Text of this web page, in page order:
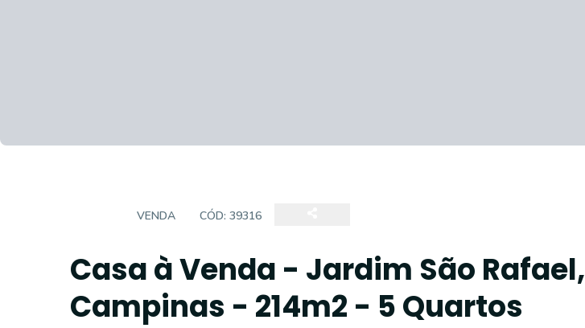
VENDA CÓD: 39316
Casa à Venda - Jardim São Rafael,
Campinas - 214m2 - 5 Quartos